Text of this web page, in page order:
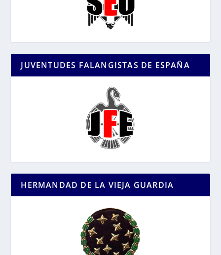
JUVENTUDES FALANGISTAS DE ESPAÑA
HERMANDAD DE LA VIEJA GUARDIA